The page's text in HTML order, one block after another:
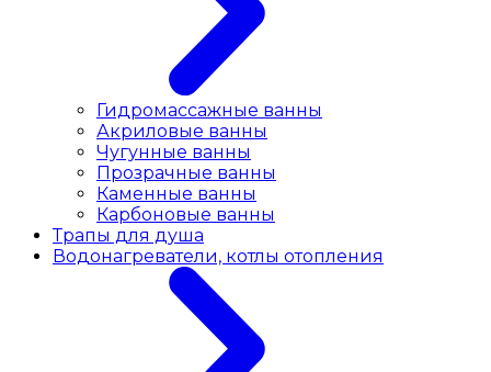
Гидромассажные ванны
Акриловые ванны
Чугунные ванны
Прозрачные ванны
Каменные ванны
Карбоновые ванны
Трапы для душа
Водонагреватели, котлы отопления